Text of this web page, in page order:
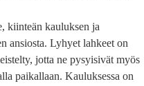
kiinteän kauluksen ja
ansiosta. Lyhyet lahkeet on
jotta ne pysyisivät myös
paikallaan. Kauluksessa on